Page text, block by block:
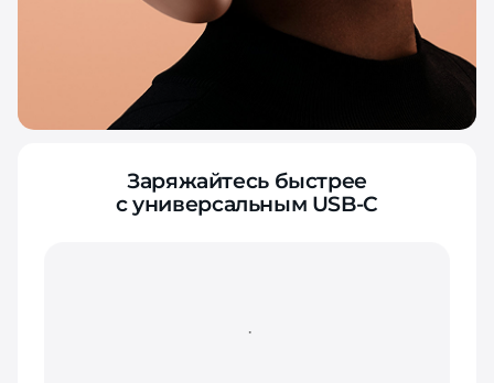
Заряжайтесь быстрее
с универсальным USB-C